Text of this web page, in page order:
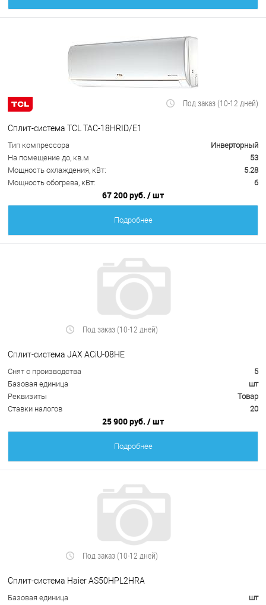
Под заказ (10-12 дней)
Сплит-система TCL TAC-18HRID/E1
Тип компрессора
Инверторный
На помещение до, кв.м
53
Мощность охлаждения, кВт:
5.28
Мощность обогрева, кВт:
6
67 200 руб. / шт
Подробнее
Под заказ (10-12 дней)
Сплит-система JAX ACiU-08HE
Снят с производства
5
Базовая единица
шт
Реквизиты
Товар
Ставки налогов
20
25 900 руб. / шт
Подробнее
Под заказ (10-12 дней)
Сплит-система Haier AS50HPL2HRA
Базовая единица
шт